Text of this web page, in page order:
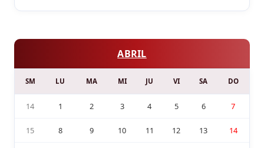
ABRIL
SM LU MA MI JU VI SA DO
14 1 2 3 4 5 6 7
15 8 9 10 11 12 13 14